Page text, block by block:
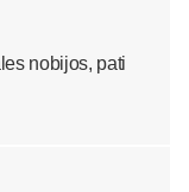
nobijos, pati